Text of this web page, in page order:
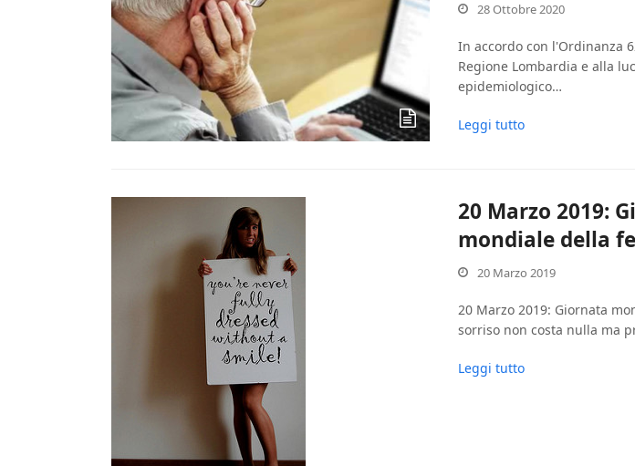
28 Ottobre 2020
In accordo con l'Ordinanza
Regione Lombardia e alla
epidemiologico…
Leggi tutto
20 Marzo 2019:
mondiale della
20 Marzo 2019
20 Marzo 2019: Giornata
sorriso non costa nulla ma
Leggi tutto